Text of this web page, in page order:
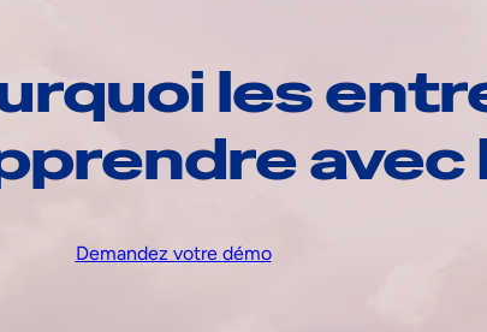
les
avec
Demandez votre démo